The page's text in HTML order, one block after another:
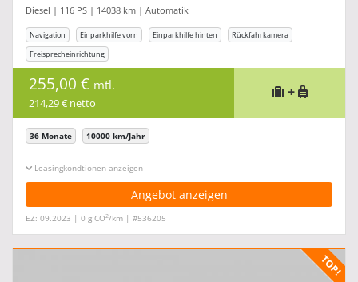
Diesel | 116 PS | 14038 km | Automatik
Navigation Einparkhilfe vorn Einparkhilfe hinten
Rückfahrkamera
Freisprecheinrichtung
255,00 € mtl.
214,29 € netto
+
36 Monate 10000 km/Jahr
Leasingkonditionen ein-/ausblenden
Angebot anzeigen
EZ: 09.2023 | 0 g CO2/km | #536205